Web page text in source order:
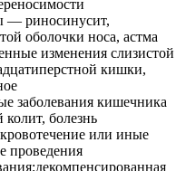
— риносинусит,
оболочки носа, астма
изменения слизистой
кишки,
заболевания кишечника
болезнь
или иные
проведения